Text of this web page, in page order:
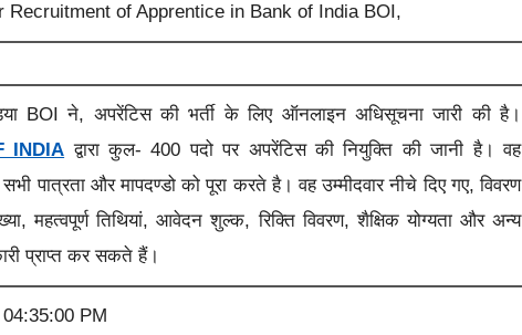
Recruitment of Apprentice in Bank of India BOI,
BOIने, अपरेंटिस की भर्ती के लिए ऑनलाइन अधिसूचनाजारीकी है।
INDIA द्वारा कुल- 400 पदो पर अपरेंटिस की नियुक्ति की जानी है।वह
सभी पात्रता और मापदण्डो को पूरा करते है। वह उम्मीदवार नीचे दिए गए, विवरण
महत्वपूर्ण तिथियां, आवेदन शुल्क, रिक्ति विवरण, शैक्षिक योग्यता और अन्य
प्राप्त कर सकते हैं।
PM